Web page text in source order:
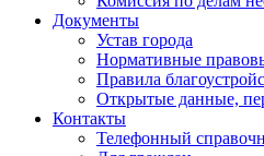
Документы
Устав города
Нормативные
Правила
Открытые данные,
Контакты
Телефонный